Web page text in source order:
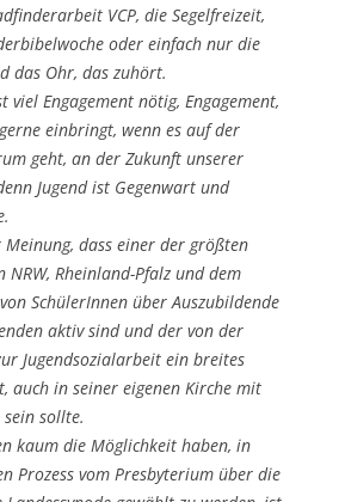
VCP, die Segelfreizeit,
oder einfach nur die
das Ohr, das zuhört.
viel Engagement nötig, Engagement,
einbringt, wenn es auf der
geht, an der Zukunft unserer
Jugend ist Gegenwart und
dass einer der größten
NRW, Rheinland-Pfalz und dem
SchülerInnen über Auszubildende
aktiv sind und der von der
Jugendsozialarbeit ein breites
auch in seiner eigenen Kirche mit
sollte.
kaum die Möglichkeit haben, in
Prozess vom Presbyterium über die